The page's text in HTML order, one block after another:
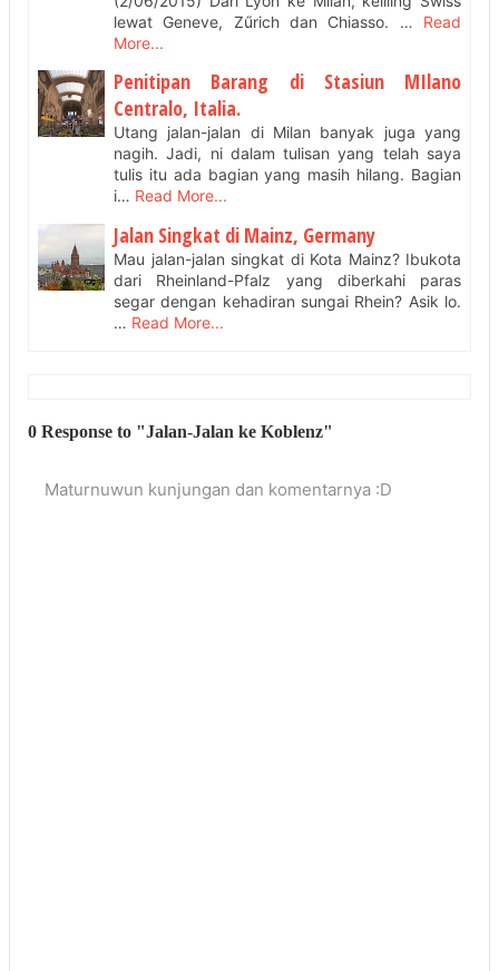
lewat Geneve, Zűrich dan Chiasso. …
Read
More...
Penitipan Barang di Stasiun MIlano
Centralo, Italia.
Utang jalan-jalan di Milan banyak juga yang
nagih. Jadi, ni dalam tulisan yang telah saya
tulis itu ada bagian yang masih hilang. Bagian
i… Read More...
Jalan Singkat di Mainz, Germany
Mau jalan-jalan singkat di Kota Mainz? Ibukota
dari Rheinland-Pfalz yang diberkahi paras
segar dengan kehadiran sungai Rhein? Asik lo.
… Read More...
0 Response to "Jalan-Jalan ke Koblenz"
Maturnuwun kunjungan dan komentarnya :D